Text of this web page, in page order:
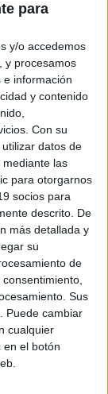
para
y/o accedemos
y procesamos
e información
y contenido
Con su
datos de
mediante las
para otorgarnos
socios para
descrito. De
más detallada y
su
de
Sus
Puede cambiar
cualquier
en el botón
la
la